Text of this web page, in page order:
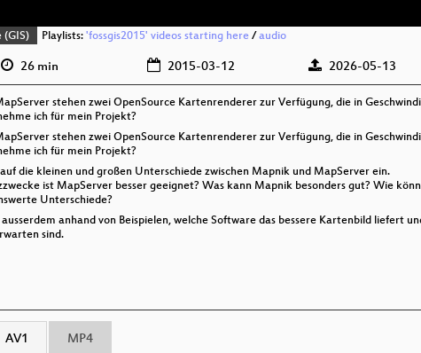
(GIS) Playlists: 'fossgis2015' videos starting here/ audio
26 min 2015-03-12 2026-05-13
stehen zwei OpenSource Kartenrenderer zur Verfügung, die in
ich für mein Projekt?
stehen zwei OpenSource Kartenrenderer zur Verfügung, die in
ich für mein Projekt?
die kleinen und großen Unterschiede zwischen Mapnik und MapServer ein.
ist MapServer besser geeignet? Was kann Mapnik besonders gut? Wie
Unterschiede?
anhand von Beispielen, welche Software das bessere Kartenbild liefert
sind.
AV1 MP4